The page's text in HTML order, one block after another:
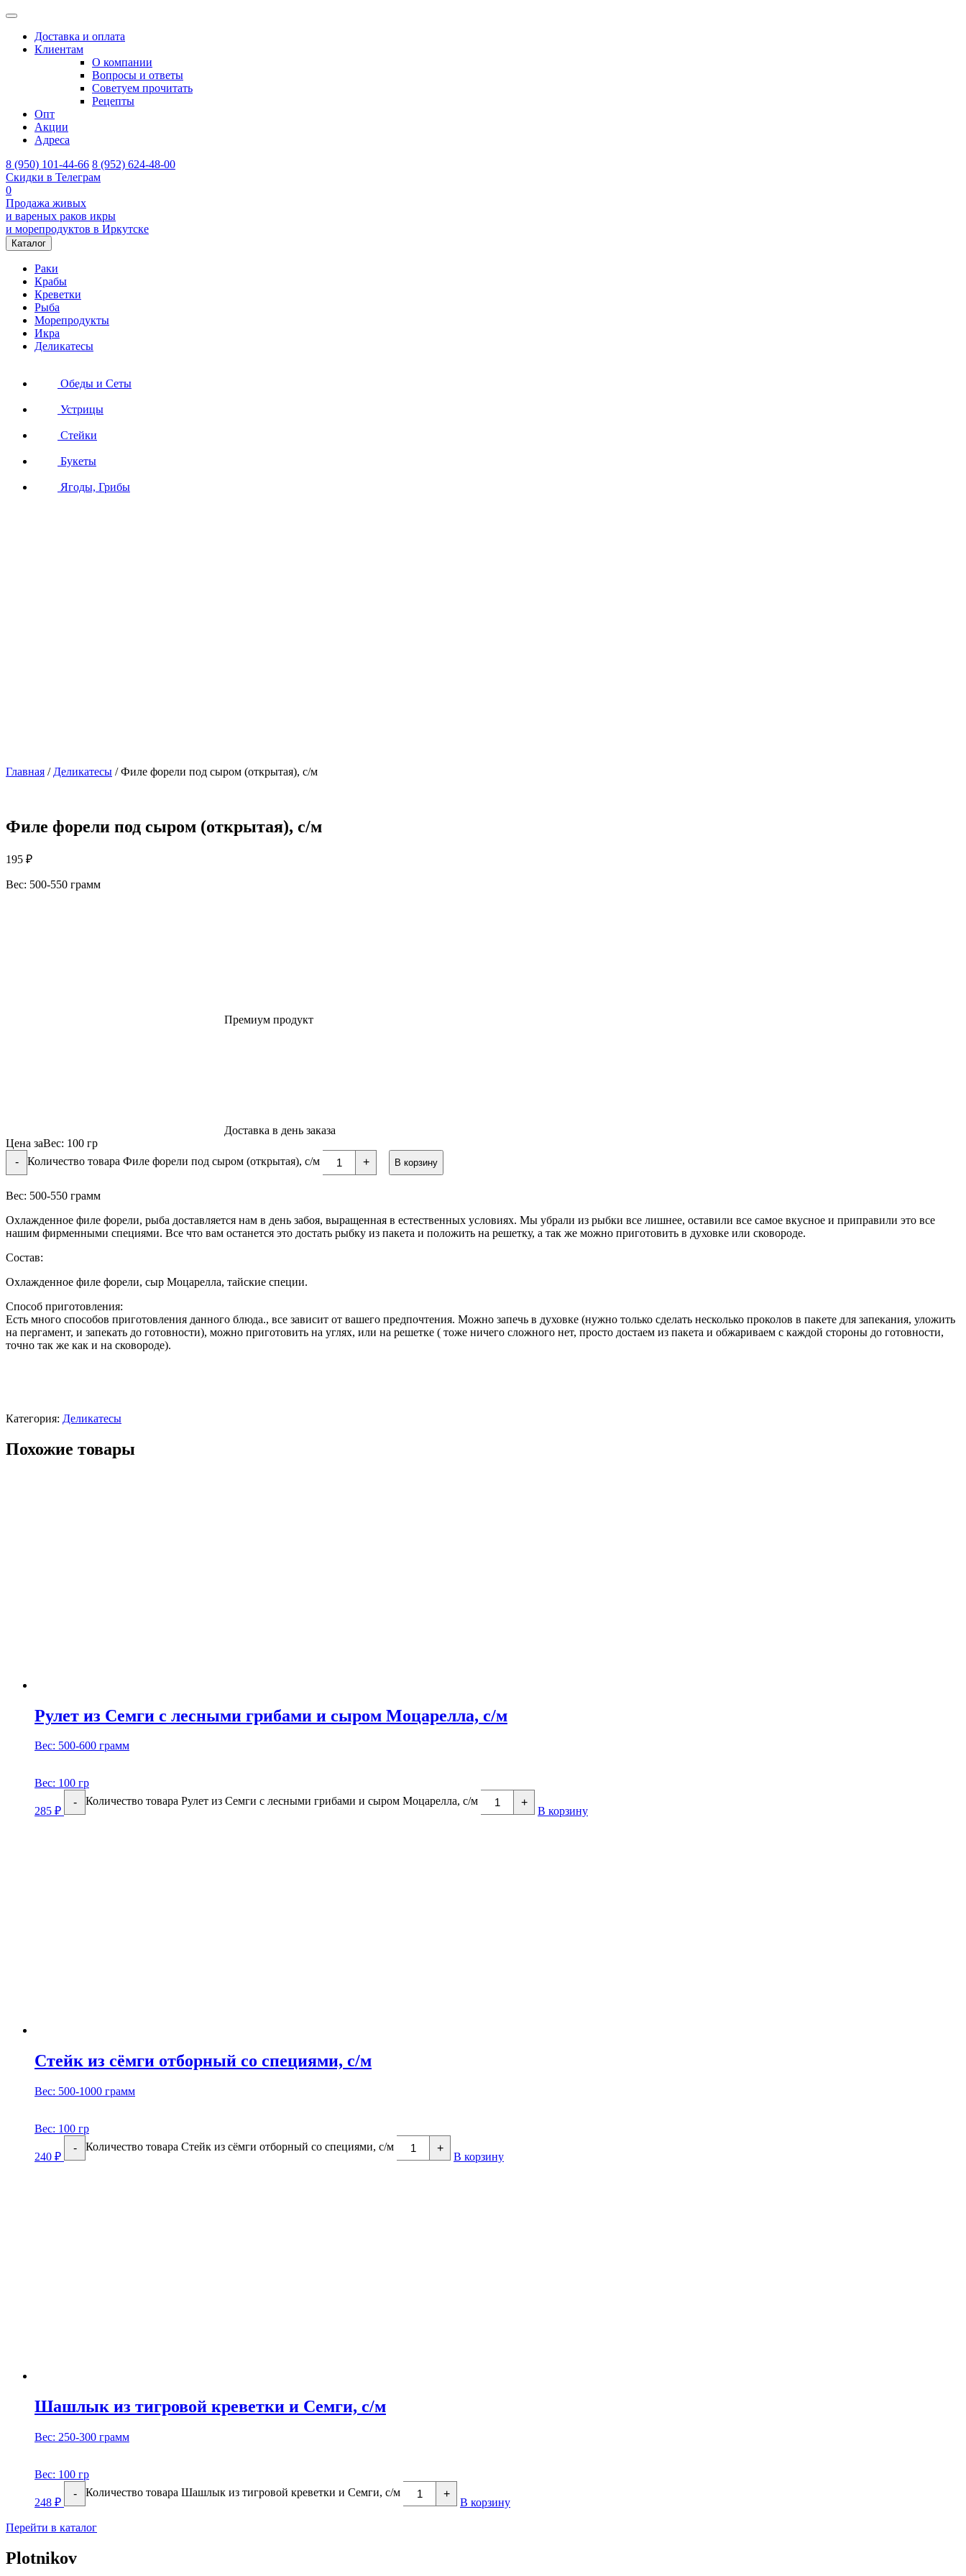
Доставка и оплата
Клиентам
О компании
Вопросы и ответы
Советуем прочитать
Рецепты
Опт
Акции
Адреса
8 (950) 101-44-66 8 (952) 624-48-00
Скидки в Телеграм
0
Продажа живых
и вареных раков икры
и морепродуктов в Иркутске
Каталог
Раки
Крабы
Креветки
Рыба
Морепродукты
Икра
Деликатесы
Обеды и Сеты
Устрицы
Стейки
Букеты
Ягоды, Грибы
Главная / Деликатесы / Филе форели под сыром (открытая), с/м
Филе форели под сыром (открытая), с/м
195 ₽
Вес: 500-550 грамм
Премиум продукт
Доставка в день заказа
Цена заВес: 100 гр
-
Количество товара Филе форели под сыром (открытая), с/м + В корзину
Вес: 500-550 грамм
Охлажденное филе форели, рыба доставляется нам в день забоя, выращенная в естественных условиях. Мы убрали из рыбки все лишнее, оставили все самое вкусное и приправили это все
нашим фирменными специями. Все что вам останется это достать рыбку из пакета и положить на решетку, а так же можно приготовить в духовке или сковороде.
Состав:
Охлажденное филе форели, сыр Моцарелла, тайские специи.
Способ приготовления:
Есть много способов приготовления данного блюда., все зависит от вашего предпочтения. Можно запечь в духовке (нужно только сделать несколько проколов в пакете для запекания, уложить
на пергамент, и запекать до готовности), можно приготовить на углях, или на решетке ( тоже ничего сложного нет, просто достаем из пакета и обжариваем с каждой стороны до готовности,
точно так же как и на сковороде).
Категория: Деликатесы
Похожие товары
Рулет из Семги с лесными грибами и сыром Моцарелла, с/м
Вес: 500-600 грамм
Вес: 100 гр
285 ₽
- Количество товара Рулет из Семги с лесными грибами и сыром Моцарелла, с/м +
В корзину
Стейк из сёмги отборный со специями, с/м
Вес: 500-1000 грамм
Вес: 100 гр
240 ₽
- Количество товара Стейк из сёмги отборный со специями, с/м +
В корзину
Шашлык из тигровой креветки и Семги, с/м
Вес: 250-300 грамм
Вес: 100 гр
248 ₽
- Количество товара Шашлык из тигровой креветки и Семги, с/м +
В корзину
Перейти в каталог
Plotnikov